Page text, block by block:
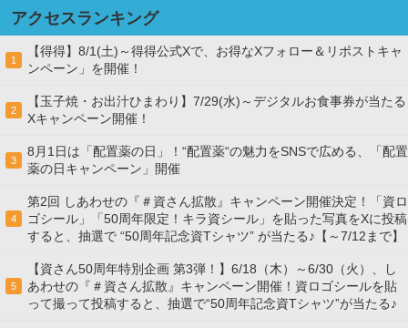
アクセスランキング
1
【得得】8/1(土)～得得公式Xで、お得なXフォロー＆リポストキャ
ンペーン」を開催！
2
【玉子焼・お出汁ひまわり】7/29(水)～デジタルお食事券が当たる
Xキャンペーン開催！
3
8月1日は「配置薬の日」！“配置薬“の魅力をSNSで広める、「配置
薬の日キャンペーン」開催
4
第2回 しあわせの『＃資さん拡散』キャンペーン開催決定！「資ロ
ゴシール」「50周年限定！キラ資シール」を貼った写真をXに投稿
すると、抽選で “50周年記念資Tシャツ” が当たる♪【～7/12まで】
5
【資さん50周年特別企画 第3弾！】6/18（木）～6/30（火）、し
あわせの『＃資さん拡散』キャンペーン開催！資ロゴシールを貼
って撮って投稿すると、抽選で“50周年記念資Tシャツ”が当たる♪